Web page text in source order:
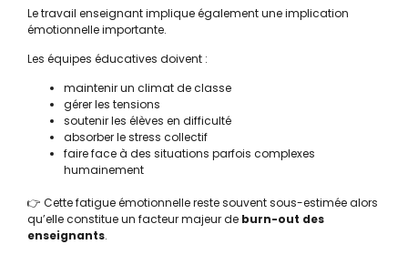
Le travail enseignant implique également une implication
émotionnelle importante.
Les équipes éducatives doivent :
maintenir un climat de classe
gérer les tensions
soutenir les élèves en difficulté
absorber le stress collectif
faire face à des situations parfois complexes
humainement
👉 Cette fatigue émotionnelle reste souvent sous-estimée alors
qu’elle constitue un facteur majeur de burn-out des
enseignants.